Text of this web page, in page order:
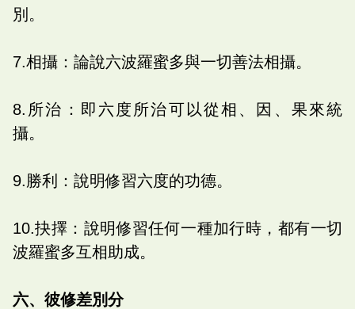
別。
7.相攝：論說六波羅蜜多與一切善法相攝。
8.所治：即六度所治可以從相、因、果來統
攝。
9.勝利：說明修習六度的功德。
10.抉擇：說明修習任何一種加行時，都有一切
波羅蜜多互相助成。
六、彼修差別分